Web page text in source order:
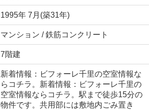
1995年 7月(築31年)
マンション / 鉄筋コンクリート
7階建
新着情報：ビフォーレ千里の空室情報な
らコチラ。新着情報：ビフォーレ千里の
空室情報ならコチラ。駅まで徒歩15分の
物件です。共用部には敷地内ごみ置き